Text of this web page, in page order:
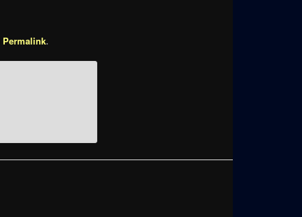
Permalink.